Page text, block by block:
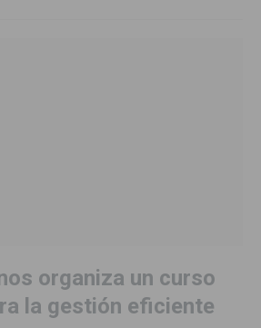
organiza un curso
la gestión eficiente